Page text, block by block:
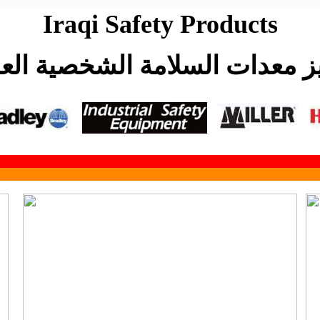
Iraqi Safety Products
معدات السلامة الشخصية